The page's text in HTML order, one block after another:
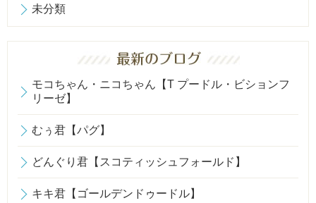
未分類
モコちゃん・ニコちゃん【T プードル・ビションフ
リーゼ】
むぅ君【パグ】
どんぐり君【スコティッシュフォールド】
キキ君【ゴールデンドゥードル】